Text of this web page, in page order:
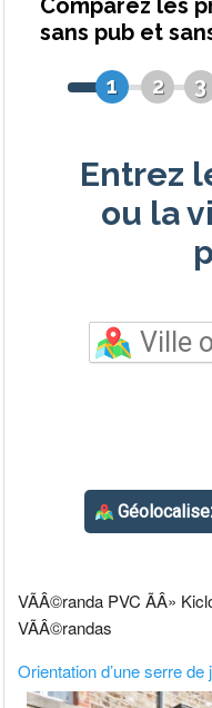
VÃÂ©randa PVC ÃÂ»
VÃÂ©randas
Orientation d’une serre de